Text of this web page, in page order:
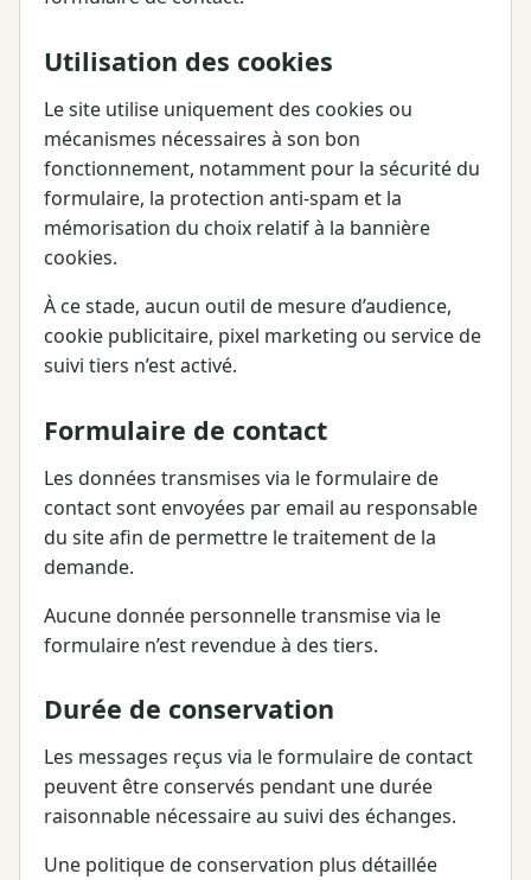
Utilisation des cookies
Le site utilise uniquement des cookies ou
mécanismes nécessaires à son bon
fonctionnement, notamment pour la sécurité du
formulaire, la protection anti-spam et la
mémorisation du choix relatif à la bannière
cookies.
À ce stade, aucun outil de mesure d’audience,
cookie publicitaire, pixel marketing ou service de
suivi tiers n’est activé.
Formulaire de contact
Les données transmises via le formulaire de
contact sont envoyées par email au responsable
du site afin de permettre le traitement de la
demande.
Aucune donnée personnelle transmise via le
formulaire n’est revendue à des tiers.
Durée de conservation
Les messages reçus via le formulaire de contact
peuvent être conservés pendant une durée
raisonnable nécessaire au suivi des échanges.
Une politique de conservation plus détaillée